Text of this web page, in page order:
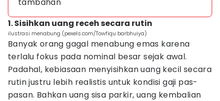
1. Sisihkan uang receh secara rutin
ilustrasi menabung (pexels.com/Towfiqu barbhuiya)
Banyak orang gagal menabung emas karena
terlalu fokus pada nominal besar sejak awal.
Padahal, kebiasaan menyisihkan uang kecil secara
rutin justru lebih realistis untuk kondisi gaji pas-
pasan. Bahkan uang sisa parkir, uang kembalian